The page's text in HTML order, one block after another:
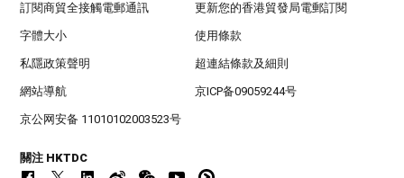
訂閱商貿全接觸電郵通訊 更新您的香港貿發局電郵訂閱
字體大小 使用條款
私隱政策聲明 超連結條款及細則
網站導航 京ICP备09059244号
京公网安备 11010102003523号
關注 HKTDC